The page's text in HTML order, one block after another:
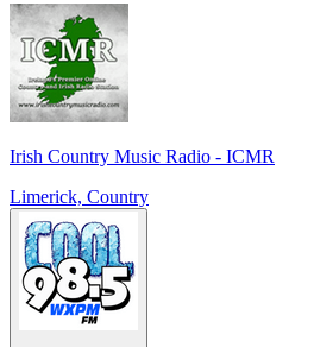
Irish Country Music Radio - ICMR
Limerick, Country